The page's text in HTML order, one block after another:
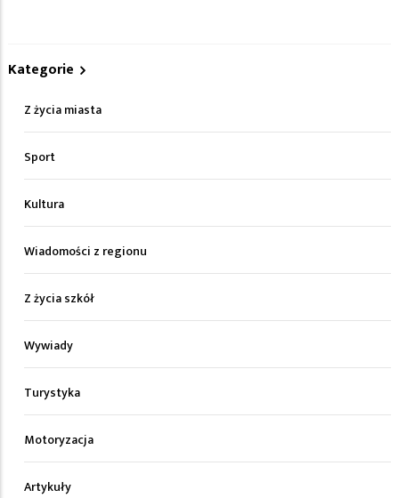
Kategorie
Z życia miasta
Sport
Kultura
Wiadomości z regionu
Z życia szkół
Wywiady
Turystyka
Motoryzacja
Artykuły